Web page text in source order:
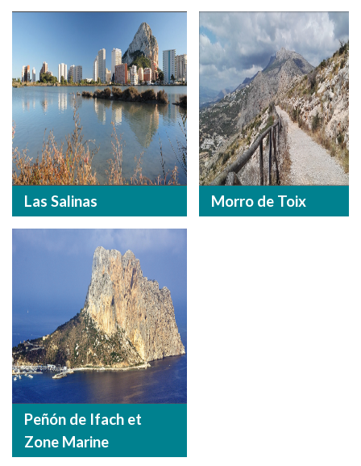
Las Salinas Morro de Toix
Peñón de Ifach et
Zone Marine